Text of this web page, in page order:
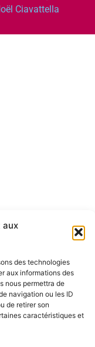
aux
des technologies
aux informations des
nous permettra de
navigation ou les ID
de retirer son
caractéristiques et
Ciavattella